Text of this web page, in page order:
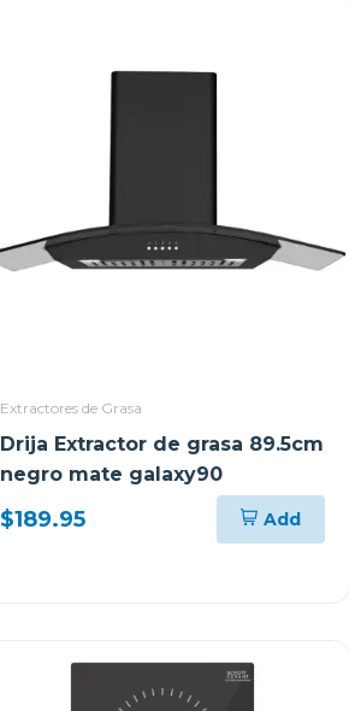
Extractores de Grasa
Drija Extractor de grasa 89.5cm
negro mate galaxy90
$189.95 Add